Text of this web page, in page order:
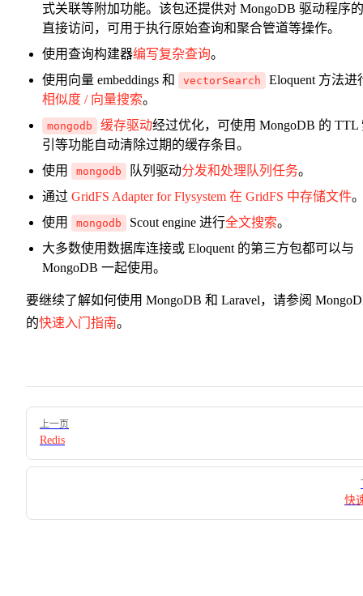
式关联等附加功能。该包还提供对 MongoDB 驱动程序的
直接访问，可用于执行原始查询和聚合管道等操作。
使用查询构建器编写复杂查询。
使用向量 embeddings 和
vectorSearch
Eloquent 方法进
相似度 / 向量搜索。
mongodb 缓存驱动经过优化，可使用 MongoDB 的 TTL
引等功能自动清除过期的缓存条目。
使用
mongodb 队列驱动分发和处理队列任务。
通过 GridFS Adapter for Flysystem 在 GridFS 中存储文件
使用
mongodb Scout engine 进行全文搜索。
大多数使用数据库连接或 Eloquent 的第三方包都可以与
MongoDB 一起使用。
要继续了解如何使用 MongoDB 和 Laravel，请参阅
的快速入门指南。
Pager
上一页
Redis
快